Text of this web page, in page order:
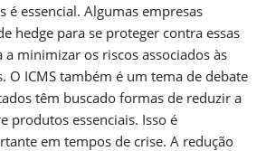
é essencial. Algumas empresas
hedge para se proteger contra essas
a minimizar os riscos associados às
O ICMS também é um tema de debate
têm buscado formas de reduzir a
produtos essenciais. Isso é
em tempos de crise. A redução